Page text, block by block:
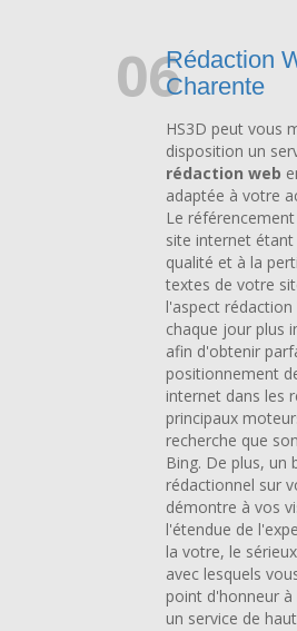
06Rédaction
Charente
HS3D peut vous
disposition un
rédaction web
adaptée à votre
Le
site internet étant
qualité et à la
textes de votre
l'aspect rédaction
chaque jour plus
afin d'obtenir
positionnement
internet dans les
principaux
recherche que
Bing. De plus, un
rédactionnel sur
démontre à vos
l'étendue de
la votre, le
avec lesquels
point d'honneur
un service de